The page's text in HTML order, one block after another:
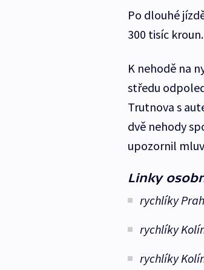
Po dlouhé
300 tisíc
K nehodě na
středu
Trutnova s
dvě nehody
upozornil
Linky
rychlíky
rychlíky
rychlíky